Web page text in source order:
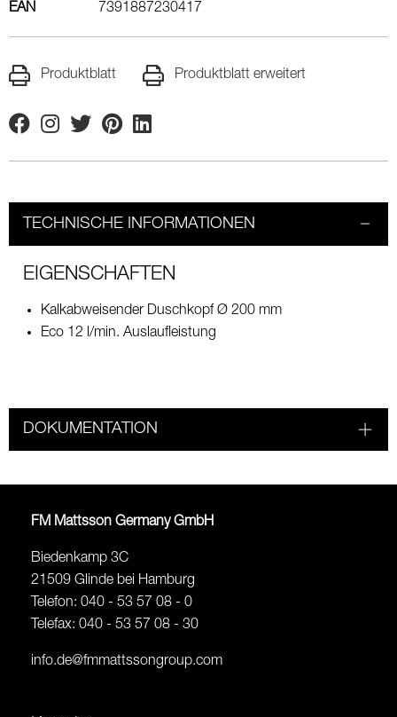
EAN
7391887230417
Produktblatt Produktblatt erweitert
FacebookInstagram
TwitterPinterestLinkedin
TECHNISCHE INFORMATIONEN
EIGENSCHAFTEN
Kalkabweisender Duschkopf Ø 200 mm
Eco 12 l/min. Auslaufleistung
DOKUMENTATION
FM Mattsson Germany GmbH
Biedenkamp 3C
21509 Glinde bei Hamburg
Telefon: 040 - 53 57 08 - 0
Telefax: 040 - 53 57 08 - 30
info.de@fmmattssongroup.com